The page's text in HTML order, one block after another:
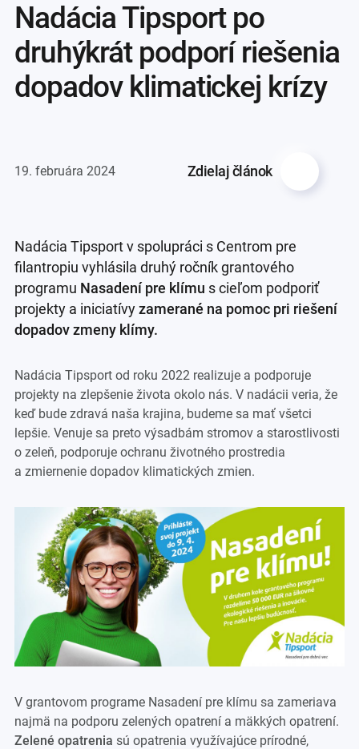
19. februára 2024 Zdielaj článok
Nadácia Tipsport po
druhýkrát podporí riešenia
dopadov klimatickej krízy
Nadácia Tipsport v spolupráci s Centrom pre
filantropiu vyhlásila druhý ročník grantového
programu Nasadení pre klímu s cieľom podporiť
projekty a iniciatívyzamerané na pomoc pri riešení
dopadov zmeny klímy.
Nadácia Tipsport od roku 2022 realizuje a podporuje
projekty na zlepšenie života okolo nás. V nadácii veria, že
keď bude zdravá naša krajina, budeme sa mať všetci
lepšie. Venuje sa preto výsadbám stromov a starostlivosti
o zeleň, podporuje ochranu životného prostredia
a zmiernenie dopadov klimatických zmien.
V grantovom programe Nasadení pre klímu sa zameriava
najmä na podporu zelených opatrení a mäkkých opatrení.
Zelené opatrenia sú opatrenia využívajúce prírodné,